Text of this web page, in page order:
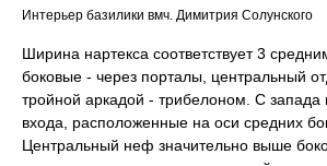
Интерьер базилики вмч. Димитрия Солунского
Ширина нартекса соответствует 3
боковые - через порталы, центральный
тройной аркадой - трибелоном. С запада
входа, расположенные на оси средних
Центральный неф значительно выше